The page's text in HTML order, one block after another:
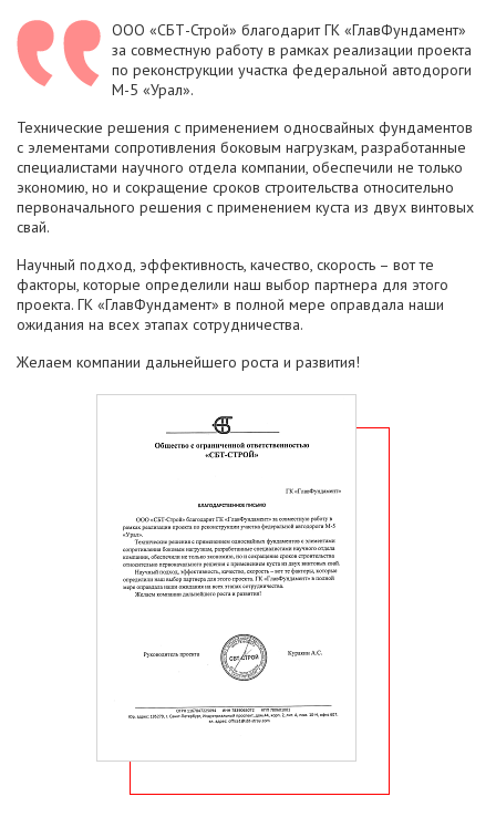
ООО «СБТ-Строй» благодарит ГК «ГлавФундамент»
за совместную работу в рамках реализации проекта
по реконструкции участка федеральной автодороги
М-5 «Урал».
Технические решения с применением односвайных фундаментов
с элементами сопротивления боковым нагрузкам, разработанные
специалистами научного отдела компании, обеспечили не только
экономию, но и сокращение сроков строительства относительно
первоначального решения с применением куста из двух винтовых
свай.
Научный подход, эффективность, качество, скорость – вот те
факторы, которые определили наш выбор партнера для этого
проекта. ГК «ГлавФундамент» в полной мере оправдала наши
ожидания на всех этапах сотрудничества.
Желаем компании дальнейшего роста и развития!